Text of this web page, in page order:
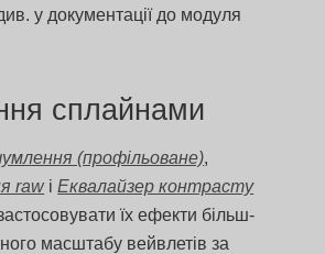
у документації до модуля
сплайнами
(профільоване),
rawіЕквалайзер контрасту
їх ефекти більш-
масштабу вейвлетів за